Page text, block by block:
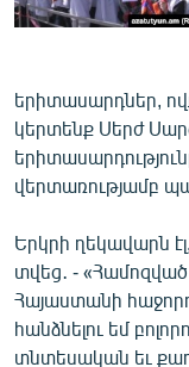
երիտասարդներ,
կերտենք Սերժ
վերտառությամբ
Երկրի ղեկավարն
տվեց․ -
Հայաստանի
հանձնելու եմ
տնտեսական եւ